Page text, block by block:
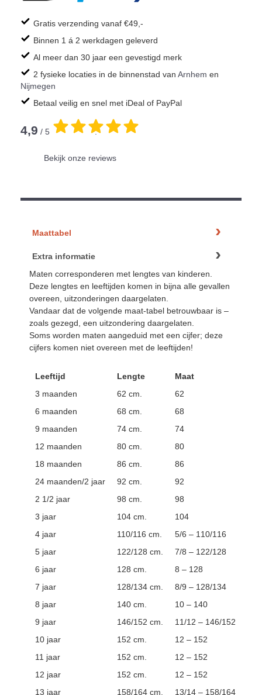
Gratis verzending vanaf €49,-
Binnen 1 á 2 werkdagen geleverd
Al meer dan 30 jaar een gevestigd merk
2 fysieke locaties in de binnenstad van Arnhem en
Nijmegen
Betaal veilig en snel met iDeal of PayPal
4,9 / 5 .
Bekijk onze reviews
Maattabel
Extra informatie
Maten corresponderen met lengtes van kinderen.
Deze lengtes en leeftijden komen in bijna alle gevallen
overeen, uitzonderingen daargelaten.
Vandaar dat de volgende maat-tabel betrouwbaar is –
zoals gezegd, een uitzondering daargelaten.
Soms worden maten aangeduid met een cijfer; deze
cijfers komen niet overeen met de leeftijden!
Leeftijd Lengte
Maat
3 maanden
62 cm.
62
6 maanden
68 cm.
68
9 maanden
74 cm.
74
12 maanden
80 cm.
80
18 maanden
86 cm.
86
24 maanden/2 jaar
92 cm.
92
2 1/2 jaar
98 cm.
98
3 jaar
104 cm.
104
4 jaar
110/116 cm.
5/6 – 110/116
5 jaar
122/128 cm.
7/8 – 122/128
6 jaar
128 cm.
8 – 128
7 jaar
128/134 cm.
8/9 – 128/134
8 jaar
140 cm.
10 – 140
9 jaar
146/152 cm.
11/12 – 146/152
10 jaar
152 cm.
12 – 152
11 jaar
152 cm.
12 – 152
12 jaar
152 cm.
12 – 152
13 jaar
158/164 cm. 13/14 – 158/164